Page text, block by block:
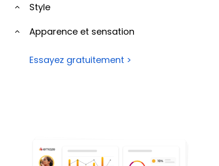
Style
Apparence et sensation
Essayez gratuitement >